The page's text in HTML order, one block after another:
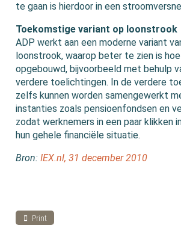
te gaan is hierdoor in een
Toekomstige variant op loonstrook
ADP werkt aan een moderne variant
loonstrook, waarop beter te zien is
opgebouwd, bijvoorbeeld met behulp
verdere toelichtingen. In de verdere
zelfs kunnen worden samengewerkt
instanties zoals pensioenfondsen en
zodat werknemers in een paar klikken
hun gehele financiële situatie.
Bron:IEX.nl, 31 december 2010
Print